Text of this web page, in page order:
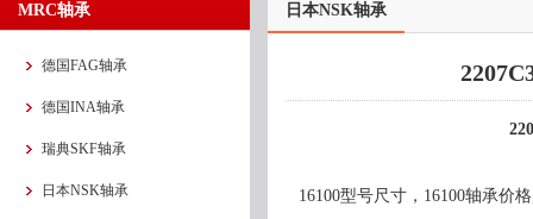
MRC轴承
德国FAG轴承
德国INA轴承
瑞典SKF轴承
日本NSK轴承
日本NSK轴承
16100型号尺寸，16100轴承价